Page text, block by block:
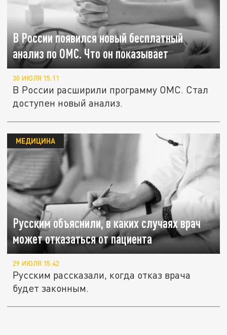
В России появился новый бесплатный
анализ по ОМС. Что он показывает
30 ИЮЛЯ 15:11
В России расширили программу ОМС. Стал
доступен новый анализ.
Русским объяснили, в каких случаях врач
может отказаться от пациента
МЕДИЦИНА
29 ИЮЛЯ 15:42
Русским рассказали, когда отказ врача
будет законным.